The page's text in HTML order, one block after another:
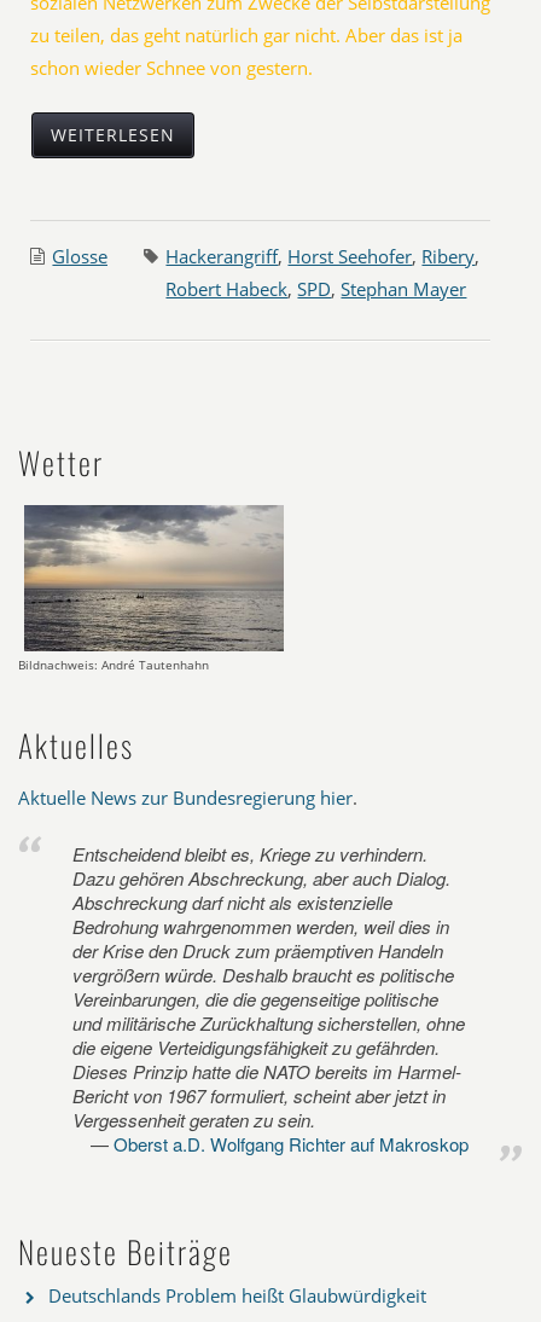
zu teilen, das geht natürlich gar nicht. Aber das ist ja
schon wieder Schnee von gestern.
WEITERLESEN
Glosse Hackerangriff, Horst Seehofer, Ribery,
Robert Habeck,SPD,Stephan Mayer
Wetter
Bildnachweis: André Tautenhahn
Aktuelles
Aktuelle News zur Bundesregierung hier.
Entscheidend bleibt es, Kriege zu verhindern.
Dazu gehören Abschreckung, aber auch Dialog.
Abschreckung darf nicht als existenzielle
Bedrohung wahrgenommen werden, weil dies in
der Krise den Druck zum präemptiven Handeln
vergrößern würde. Deshalb braucht es politische
Vereinbarungen, die die gegenseitige politische
und militärische Zurückhaltung sicherstellen, ohne
die eigene Verteidigungsfähigkeit zu gefährden.
Dieses Prinzip hatte die NATO bereits im Harmel-
Bericht von 1967 formuliert, scheint aber jetzt in
Vergessenheit geraten zu sein.
Oberst a.D. Wolfgang Richter auf Makroskop
Neueste Beiträge
Deutschlands Problem heißt Glaubwürdigkeit